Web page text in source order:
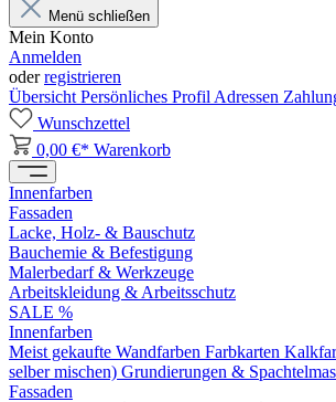
Menü schließen
Mein Konto
Anmelden
oderregistrieren
Übersicht Persönliches Profil Adressen
Wunschzettel
0,00 €* Warenkorb
Innenfarben
Fassaden
Lacke, Holz- & Bauschutz
Bauchemie & Befestigung
Malerbedarf & Werkzeuge
Arbeitskleidung & Arbeitsschutz
SALE %
Innenfarben
Meist gekaufte Wandfarben Farbkarten
selber mischen) Grundierungen &
Fassaden